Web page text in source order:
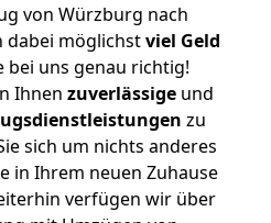
von Würzburg nach
dabei möglichstviel Geld
bei uns genau richtig!
Ihnen zuverlässige und
zu
sich um nichts anderes
in Ihrem neuen Zuhause
verfügen wir über